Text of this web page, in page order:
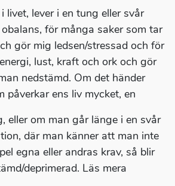
livet, lever i en tung eller svår
för många saker som tar
gör mig ledsen/stressad och för
lust, kraft och ork och gör
nedstämd. Om det händer
påverkar ens liv mycket, en
eller om man går länge i en svår
där man känner att man inte
egna eller andras krav, så blir
deprimerad. Läs mera